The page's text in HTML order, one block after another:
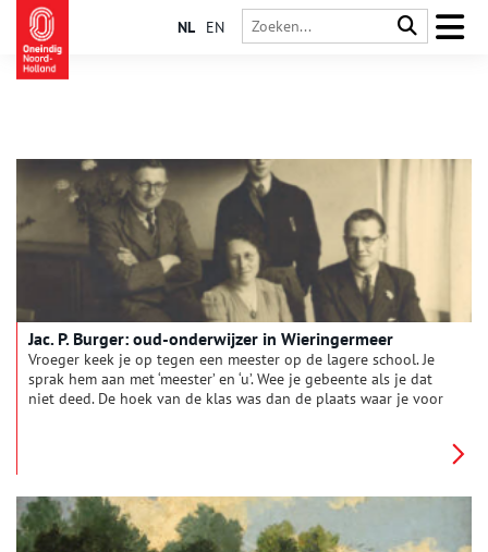
NL EN
Jac. P. Burger: oud-onderwijzer in Wieringermeer
Vroeger keek je op tegen een meester op de lagere school. Je
sprak hem aan met ‘meester’ en ‘u’. Wee je gebeente als je dat
niet deed. De hoek van de klas was dan de plaats waar je voor
toenmalige Wieringermeerschool in Slootdorp, is nu zelfs een
straat vernoemd.